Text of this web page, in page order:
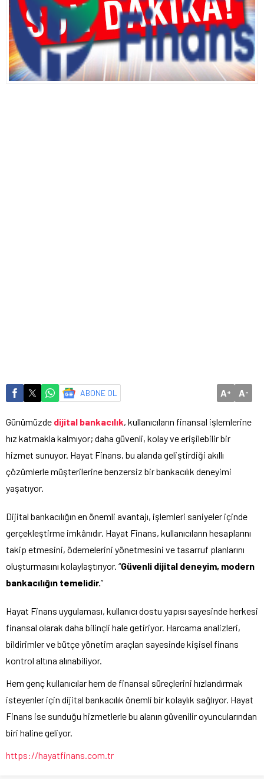
ABONE OL A+ A-
Günümüzde dijital bankacılık, kullanıcıların finansal işlemlerine
hız katmakla kalmıyor; daha güvenli, kolay ve erişilebilir bir
hizmet sunuyor. Hayat Finans, bu alanda geliştirdiği akıllı
çözümlerle müşterilerine benzersiz bir bankacılık deneyimi
yaşatıyor.
Dijital bankacılığın en önemli avantajı, işlemleri saniyeler içinde
gerçekleştirme imkânıdır. Hayat Finans, kullanıcıların hesaplarını
takip etmesini, ödemelerini yönetmesini ve tasarruf planlarını
oluşturmasını kolaylaştırıyor. “Güvenli dijital deneyim, modern
bankacılığın temelidir.”
Hayat Finans uygulaması, kullanıcı dostu yapısı sayesinde herkesi
finansal olarak daha bilinçli hale getiriyor. Harcama analizleri,
bildirimler ve bütçe yönetim araçları sayesinde kişisel finans
kontrol altına alınabiliyor.
Hem genç kullanıcılar hem de finansal süreçlerini hızlandırmak
isteyenler için dijital bankacılık önemli bir kolaylık sağlıyor. Hayat
Finans ise sunduğu hizmetlerle bu alanın güvenilir oyuncularından
biri haline geliyor.
https://hayatfinans.com.tr